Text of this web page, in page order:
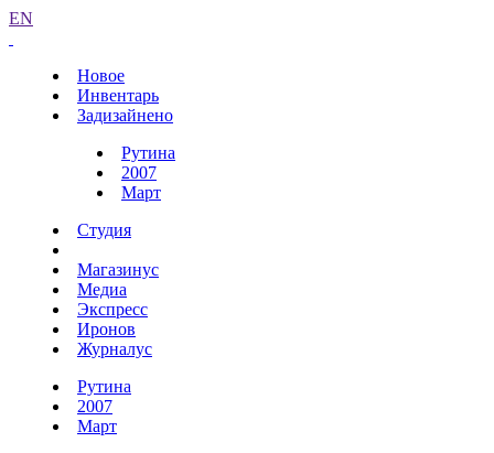
EN
Новое
Инвентарь
Задизайнено
Рутина
2007
Март
Студия
Магазинус
Медиа
Экспресс
Иронов
Журналус
Рутина
2007
Март